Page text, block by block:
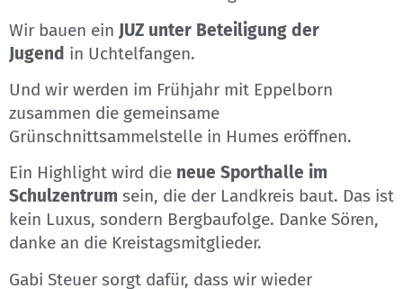
Wir bauen ein JUZ unter Beteiligung der
Jugend in Uchtelfangen.
Und wir werden im Frühjahr mit Eppelborn
zusammen die gemeinsame
Grünschnittsammelstelle in Humes eröffnen.
Ein Highlight wird die neue Sporthalle im
Schulzentrum sein, die der Landkreis baut. Das ist
kein Luxus, sondern Bergbaufolge. Danke Sören,
danke an die Kreistagsmitglieder.
Gabi Steuer sorgt dafür, dass wir wieder